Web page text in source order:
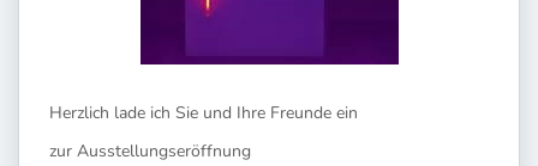
Herzlich lade ich Sie und Ihre Freunde ein
zur Ausstellungseröffnung